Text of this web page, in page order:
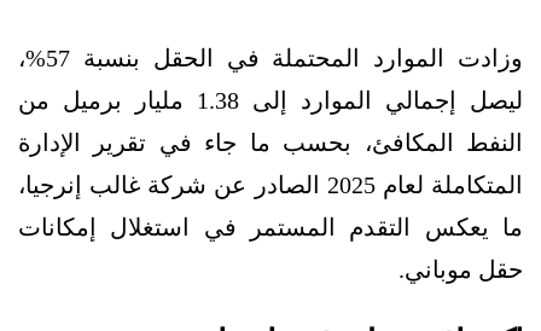
وزادت الموارد المحتملة في الحقل بنسبة 57%،
ليصل إجمالي الموارد إلى 1.38 مليار برميل من
النفط المكافئ، بحسب ما جاء في تقرير الإدارة
المتكاملة لعام 2025 الصادر عن شركة غالب إنرجيا،
ما يعكس التقدم المستمر في استغلال إمكانات
حقل موباني.